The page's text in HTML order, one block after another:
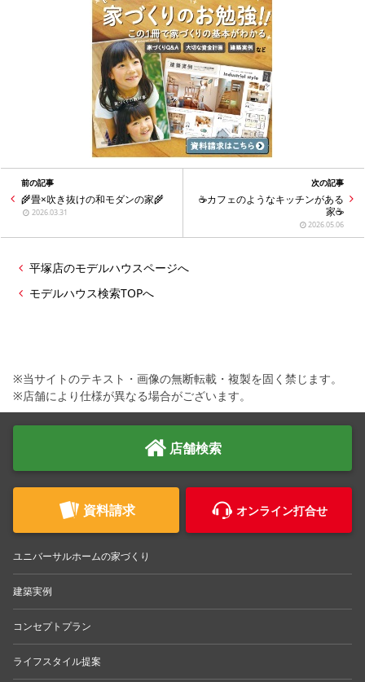
前の記事
🌾畳×吹き抜けの和モダンの家🌾
2026.03.31
次の記事
☕カフェのようなキッチンがある
家☕
2026.05.06
平塚店のモデルハウスページへ
モデルハウス検索TOPへ
※当サイトのテキスト・画像の無断転載・複製を固く禁じます。
※店舗により仕様が異なる場合がございます。
店舗検索
資料請求 オンライン打合せ
ユニバーサルホームの家づくり
建築実例
コンセプトプラン
ライフスタイル提案